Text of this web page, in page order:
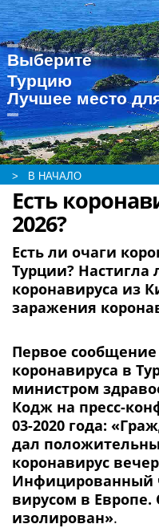
Выберите
Турцию
Лучшее место
> В НАЧАЛО
Есть
2026?
Есть ли очаги
Турции?
коронавируса из
заражения
Первое
коронавируса в
министром
Кодж на пресс-
03-2020 года:
дал
коронавирус
Инфицированный
вирусом в
изолирован».